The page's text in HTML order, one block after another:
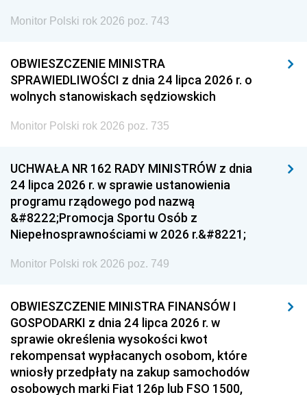
Monitor Polski rok 2026 poz. 743
OBWIESZCZENIE MINISTRA
SPRAWIEDLIWOŚCI z dnia 24 lipca 2026 r. o
wolnych stanowiskach sędziowskich
Monitor Polski rok 2026 poz. 735
UCHWAŁA NR 162 RADY MINISTRÓW z dnia
24 lipca 2026 r. w sprawie ustanowienia
programu rządowego pod nazwą
&#8222;Promocja Sportu Osób z
Niepełnosprawnościami w 2026 r.&#8221;
Monitor Polski rok 2026 poz. 749
OBWIESZCZENIE MINISTRA FINANSÓW I
GOSPODARKI z dnia 24 lipca 2026 r. w
sprawie określenia wysokości kwot
rekompensat wypłacanych osobom, które
wniosły przedpłaty na zakup samochodów
osobowych marki Fiat 126p lub FSO 1500,